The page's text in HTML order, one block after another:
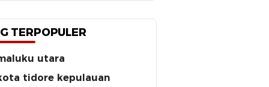
TERPOPULER
utara
tidore kepulauan